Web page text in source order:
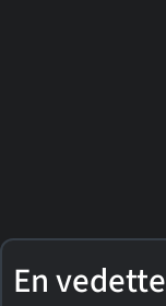
En vedette